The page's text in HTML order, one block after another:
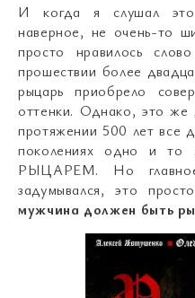
И когда я слушал это
наверное, не очень-то
просто нравилось слово
прошествии более
рыцарь приобрело
оттенки. Однако, это же
протяжении 500 лет все
поколениях одно и
РЫЦАРЕМ. Но
задумывался, это
мужчина должен быть